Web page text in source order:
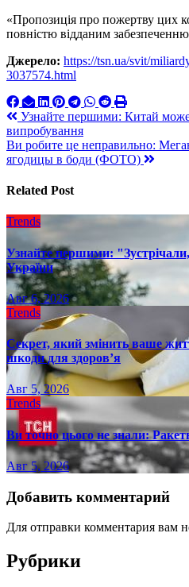
«Пропозиція про пожертву цих
повністю відданим
Джерело: https://tsn.ua/svit/
3037574.html
Навигация
по
записям
Узнайте першими: Китай може
випробування
Ви робите це неправильно:
ягодицы в боди (ФОТО)
Related Post
Trends
Узнайте першими:
України
Авг 6, 2026
Trends
Секрет, який змінить ваше
шкоди для здоров’я
Авг 5, 2026
Trends
Ви точно цього не знали:
Авг 5, 2026
Добавить комментарий
Для отправки комментария вам
Рубрики